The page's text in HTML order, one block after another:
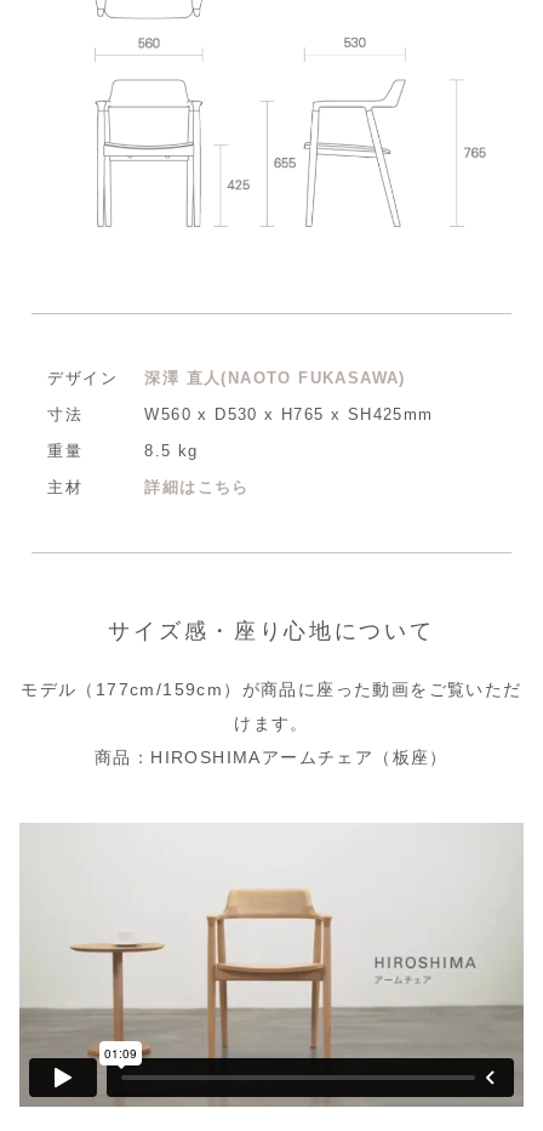
デザイン
深澤 直人(NAOTO FUKASAWA)
寸法
W560 x D530 x H765 x SH425mm
重量
8.5 kg
主材
詳細はこちら
サイズ感・座り心地について
モデル（177cm/159cm）が商品に座った動画をご覧いただ
けます。
商品：HIROSHIMAアームチェア（板座）